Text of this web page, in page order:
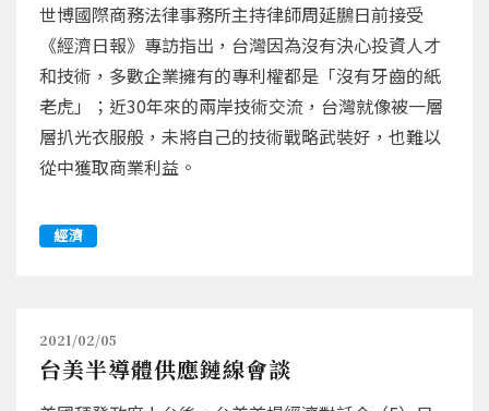
世博國際商務法律事務所主持律師周延鵬日前接受
《經濟日報》專訪指出，台灣因為沒有決心投資人才
和技術，多數企業擁有的專利權都是「沒有牙齒的紙
老虎」；近30年來的兩岸技術交流，台灣就像被一層
層扒光衣服般，未將自己的技術戰略武裝好，也難以
從中獲取商業利益。
經濟
2021/02/05
台美半導體供應鏈線會談